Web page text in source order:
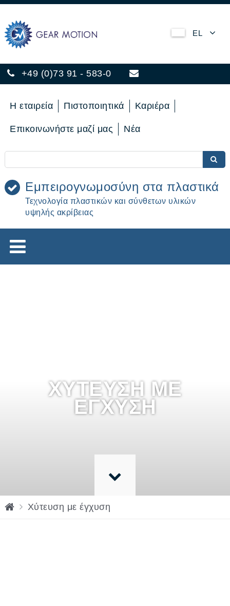
+49 (0)73 91 - 583-0
EL
Η εταιρεία Πιστοποιητικά Καριέρα
Επικοινωνήστε μαζί μας Νέα
Εμπειρογνωμοσύνη στα πλαστικά
Τεχνολογία πλαστικών και σύνθετων υλικών
υψηλής ακρίβειας
ΧΎΤΕΥΣΗ ΜΕ
ΈΓΧΥΣΗ
H
Χύτευση με έγχυση